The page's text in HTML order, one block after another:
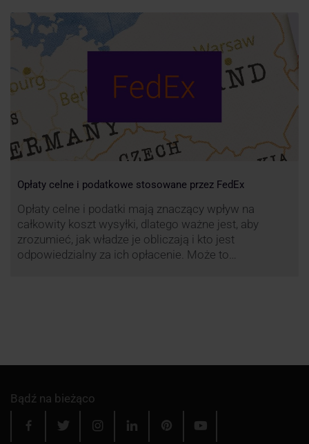
zdecydowanie szersze. FedEx na KurJerzy.pl
zapewnia również przesyłki importowe.
Opłaty celne i podatkowe stosowane przez FedEx
Opłaty celne i podatki mają znaczący wpływ na
całkowity koszt wysyłki, dlatego ważne jest, aby
zrozumieć, jak władze je obliczają i kto jest
odpowiedzialny za ich opłacenie. Może to
Bądź na bieżąco